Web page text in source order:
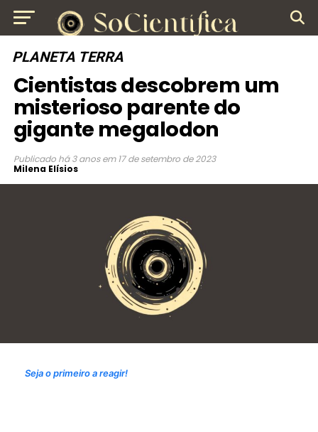
PLANETA TERRA
Cientistas descobrem um
misterioso parente do
gigante megalodon
Publicado há 3 anos em 17 de setembro de 2023
Milena Elísios
Seja o primeiro a reagir!